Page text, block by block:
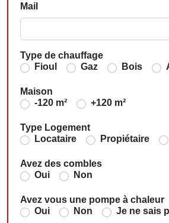
Mail
Type de chauffage
Fioul
Gaz Bois
Maison
-120 m²
+120 m²
Type Logement
Locataire
Propiétaire
Avez des combles
Oui
Non
Avez vous une pompe à chaleur
Oui
Non Je ne sais